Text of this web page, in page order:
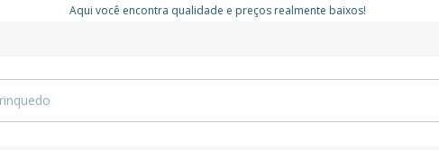
Aqui você encontra qualidade e preços realmente baixos!